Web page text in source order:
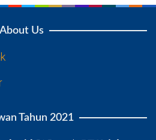
About Us
Tahun 2021